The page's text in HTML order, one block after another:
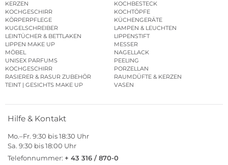
KERZEN
KOCHBESTECK
KOCHGESCHIRR
KOCHTÖPFE
KÖRPERPFLEGE
KÜCHENGERÄTE
KUGELSCHREIBER
LAMPEN & LEUCHTEN
LEINTÜCHER & BETTLAKEN
LIPPENSTIFT
LIPPEN MAKE UP
MESSER
MÖBEL
NAGELLACK
UNISEX PARFUMS
PEELING
KOCHGESCHIRR
PORZELLAN
RASIERER & RASUR ZUBEHÖR
RAUMDÜFTE & KERZEN
TEINT | GESICHTS MAKE UP
VASEN
Hilfe & Kontakt
Mo.–Fr. 9:30 bis 18:30 Uhr
Sa. 9:30 bis 18:00 Uhr
Telefonnummer: + 43 316 / 870-0